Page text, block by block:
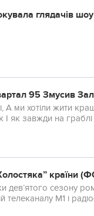
глядачів
95 Змусив
ми хотіли жити
як завжди на
країни
сезону
М1 і
(Україна) Нікіта